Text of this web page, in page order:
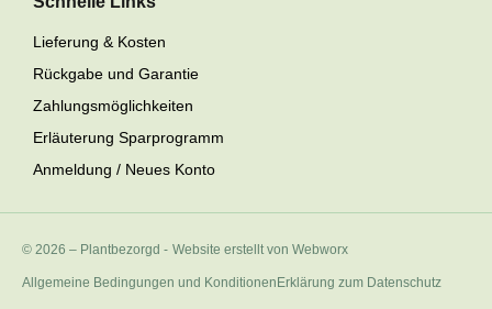
Lieferung & Kosten
Rückgabe und Garantie
Zahlungsmöglichkeiten
Erläuterung Sparprogramm
Anmeldung / Neues Konto
© 2026 – Plantbezorgd - Website erstellt von Webworx
Allgemeine Bedingungen und KonditionenErklärung zum Datenschutz